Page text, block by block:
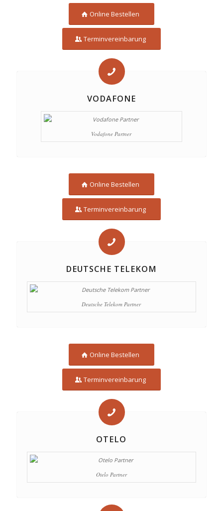
Online Bestellen
Terminvereinbarung
VODAFONE
Vodafone Partner
Online Bestellen
Terminvereinbarung
DEUTSCHE TELEKOM
Deutsche Telekom Partner
Online Bestellen
Terminvereinbarung
OTELO
Otelo Partner